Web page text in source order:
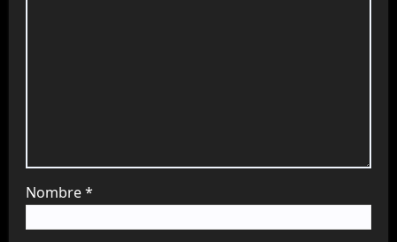
Nombre*